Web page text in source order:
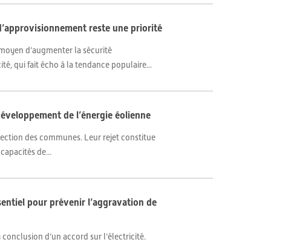
reste une priorité
d’augmenter la sécurité
qui fait écho à la tendance populaire...
de l’énergie éolienne
des communes. Leur rejet constitue
de...
pour prévenir l’aggravation de
d’un accord sur l’électricité.